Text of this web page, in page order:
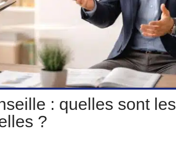
: quelles sont les
?